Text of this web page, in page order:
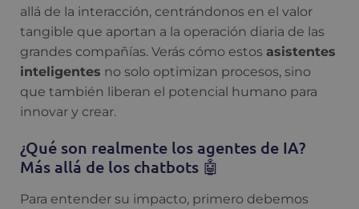
allá de la interacción, centrándonos en el valor
tangible que aportan a la operación diaria de las
grandes compañías. Verás cómo estos asistentes
inteligentes no solo optimizan procesos, sino
que también liberan el potencial humano para
innovar y crear.
¿Qué son realmente los agentes de IA?
Más allá de los chatbots 🤖
Para entender su impacto, primero debemos